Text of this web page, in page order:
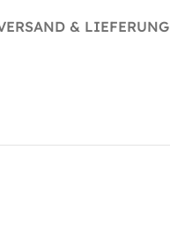
& LIEFERUNG